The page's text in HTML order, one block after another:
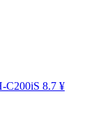
C200iS 8.7 ¥